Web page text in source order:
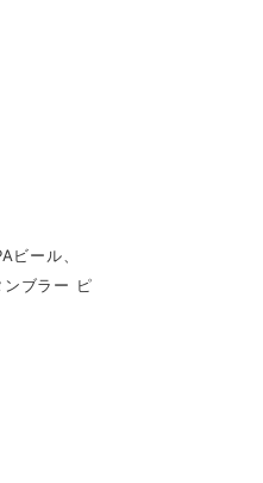
ビール、
ンブラー ピ